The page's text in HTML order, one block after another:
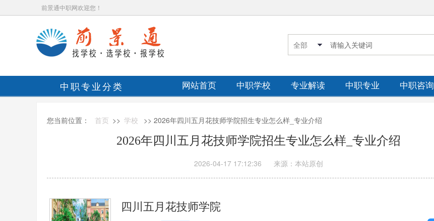
前景通中职网欢迎您！
中职专业分类 网站首页 中职学校 专业解读 中职专业 中职咨询
您当前位置： 首页 >> 学校 >> 2026年四川五月花技师学院招生专业怎么样_专业介绍
2026年四川五月花技师学院招生专业怎么样_专业介绍
2026-04-17 17:12:36 来源：本站原创
四川五月花技师学院